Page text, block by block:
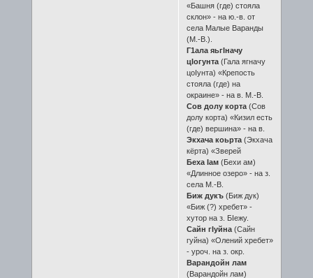
«Башня (где) стояла
склон» - на ю.-в. от
села Малые Варанды
(М.-В.).
Г1ала яьгIначу
цIогунта(Гала ягначу
цоIунта) «Крепость
стояла (где) на
окраине» - на в. М.-В.
Сов долу корта(Сов
долу корта) «Кизил есть
(где) вершина» - на в.
Экхача коьрта(Экхача
кёрта) «Зверей
Беха Iам(Бехи ам)
«Длинное озеро» - на з.
села М.-В.
Биж дукъ(Биж дук)
«Биж (?) хребет» -
хутор на з. БIежу.
Сайн гIуйна(Сайн
гуйна) «Олений хребет»
- уроч. на з. окр.
Варандойн лам
(Варандойн лам)